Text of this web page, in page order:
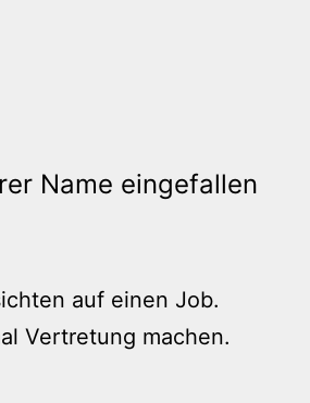
Name eingefallen
auf einen Job.
Vertretung machen.